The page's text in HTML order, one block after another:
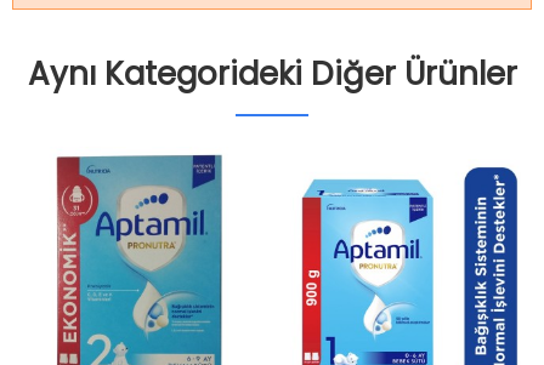
Aynı Kategorideki Diğer Ürünler